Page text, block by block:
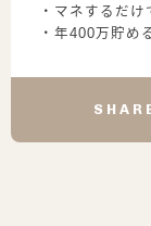
・マネするだ
・年400万貯め